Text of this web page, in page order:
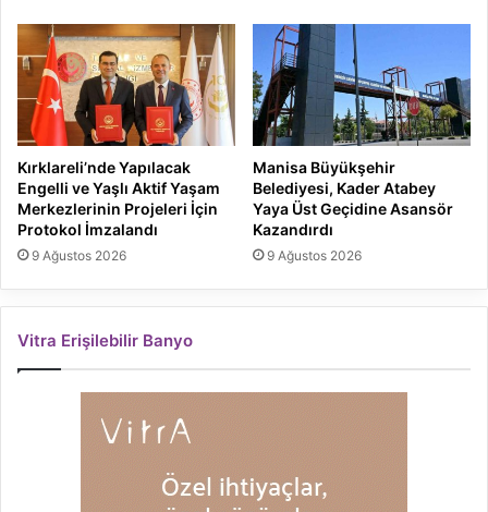
Kırklareli’nde Yapılacak
Engelli ve Yaşlı Aktif Yaşam
Merkezlerinin Projeleri İçin
Protokol İmzalandı
9 Ağustos 2026
Manisa Büyükşehir
Belediyesi, Kader Atabey
Yaya Üst Geçidine Asansör
Kazandırdı
9 Ağustos 2026
Vitra Erişilebilir Banyo